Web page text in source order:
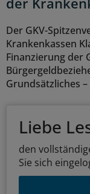
Der GKV-
Krankenkassen
Finanzierung der
Grundsätzliches
Liebe
den
Sie sich